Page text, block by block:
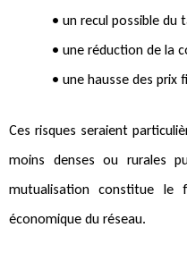
• un recul possible du
• une réduction de la
• une hausse des prix
Ces risques seraient
moins denses ou rurales
mutualisation constitue le
économique du réseau.